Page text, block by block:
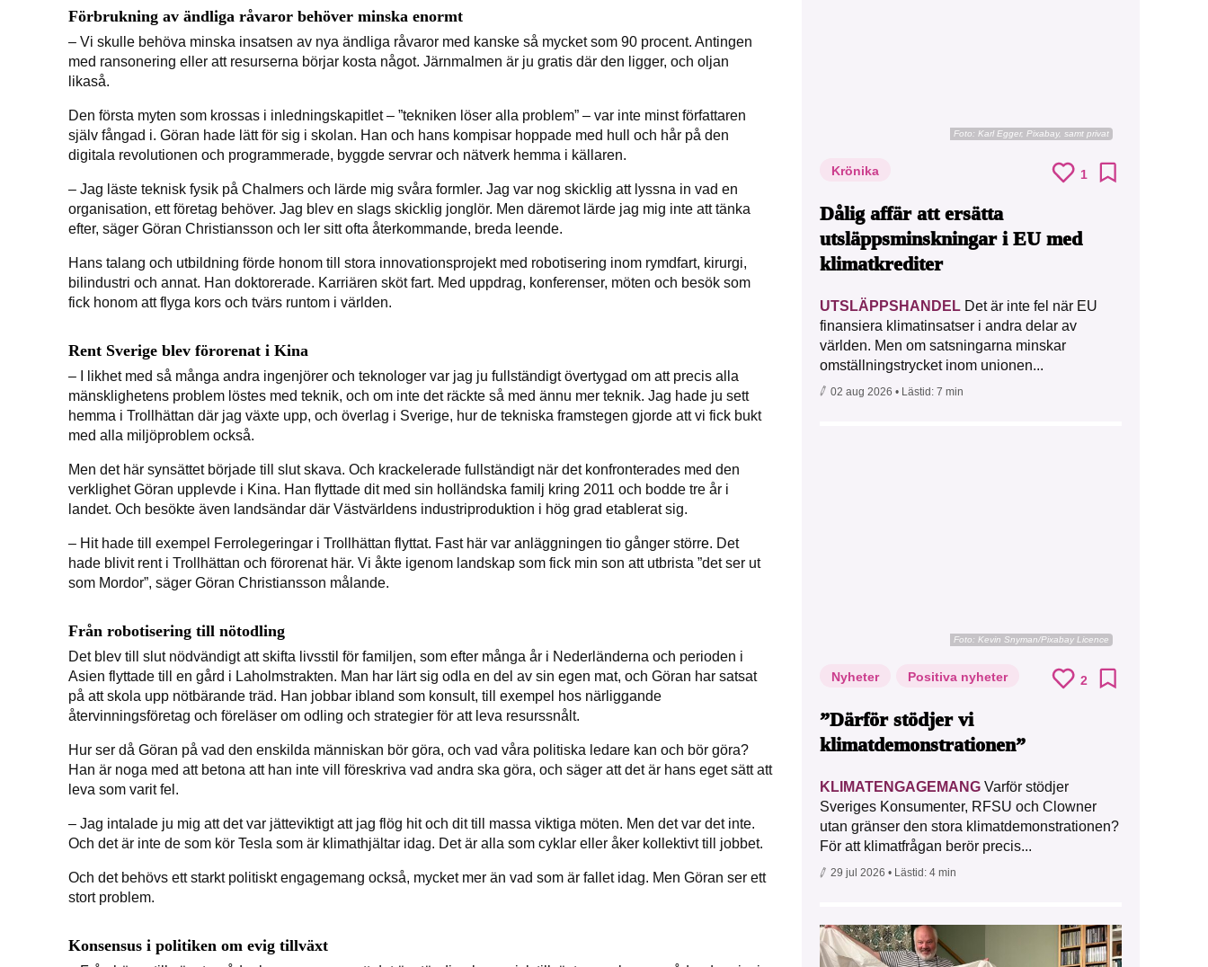
Förbrukning av ändliga råvaror behöver minska enormt
– Vi skulle behöva minska insatsen av nya ändliga råvaror med kanske så mycket som 90 procent. Antingen
med ransonering eller att resurserna börjar kosta något. Järnmalmen är ju gratis där den ligger, och oljan
likaså.
Den första myten som krossas i inledningskapitlet – ”tekniken löser alla problem” – var inte minst författaren
själv fångad i. Göran hade lätt för sig i skolan. Han och hans kompisar hoppade med hull och hår på den
digitala revolutionen och programmerade, byggde servrar och nätverk hemma i källaren.
– Jag läste teknisk fysik på Chalmers och lärde mig svåra formler. Jag var nog skicklig att lyssna in vad en
organisation, ett företag behöver. Jag blev en slags skicklig jonglör. Men däremot lärde jag mig inte att tänka
efter, säger Göran Christiansson och ler sitt ofta återkommande, breda leende.
Hans talang och utbildning förde honom till stora innovationsprojekt med robotisering inom rymdfart, kirurgi,
bilindustri och annat. Han doktorerade. Karriären sköt fart. Med uppdrag, konferenser, möten och besök som
fick honom att flyga kors och tvärs runtom i världen.
Rent Sverige blev förorenat i Kina
– I likhet med så många andra ingenjörer och teknologer var jag ju fullständigt övertygad om att precis alla
mänsklighetens problem löstes med teknik, och om inte det räckte så med ännu mer teknik. Jag hade ju sett
hemma i Trollhättan där jag växte upp, och överlag i Sverige, hur de tekniska framstegen gjorde att vi fick bukt
med alla miljöproblem också.
Men det här synsättet började till slut skava. Och krackelerade fullständigt när det konfronterades med den
verklighet Göran upplevde i Kina. Han flyttade dit med sin holländska familj kring 2011 och bodde tre år i
landet. Och besökte även landsändar där Västvärldens industriproduktion i hög grad etablerat sig.
– Hit hade till exempel Ferrolegeringar i Trollhättan flyttat. Fast här var anläggningen tio gånger större. Det
hade blivit rent i Trollhättan och förorenat här. Vi åkte igenom landskap som fick min son att utbrista ”det ser ut
som Mordor”, säger Göran Christiansson målande.
Från robotisering till nötodling
Det blev till slut nödvändigt att skifta livsstil för familjen, som efter många år i Nederländerna och perioden i
Asien flyttade till en gård i Laholmstrakten. Man har lärt sig odla en del av sin egen mat, och Göran har satsat
på att skola upp nötbärande träd. Han jobbar ibland som konsult, till exempel hos närliggande
återvinningsföretag och föreläser om odling och strategier för att leva resurssnålt.
Hur ser då Göran på vad den enskilda människan bör göra, och vad våra politiska ledare kan och bör göra?
Han är noga med att betona att han inte vill föreskriva vad andra ska göra, och säger att det är hans eget sätt att
leva som varit fel.
– Jag intalade ju mig att det var jätteviktigt att jag flög hit och dit till massa viktiga möten. Men det var det inte.
Och det är inte de som kör Tesla som är klimathjältar idag. Det är alla som cyklar eller åker kollektivt till jobbet.
Och det behövs ett starkt politiskt engagemang också, mycket mer än vad som är fallet idag. Men Göran ser ett
stort problem.
Konsensus i politiken om evig tillväxt
Foto: Karl Egger, Pixabay, samt privat
Krönika 1
Dålig affär att ersätta
utsläppsminskningar i EU med
klimatkrediter
UTSLÄPPSHANDEL Det är inte fel när EU
finansiera klimatinsatser i andra delar av
världen. Men om satsningarna minskar
omställningstrycket inom unionen...
02 aug 2026 • Lästid: 7 min
Foto: Kevin Snyman/Pixabay Licence
Nyheter Positiva nyheter 2
”Därför stödjer vi
klimatdemonstrationen”
KLIMATENGAGEMANG Varför stödjer
Sveriges Konsumenter, RFSU och Clowner
utan gränser den stora klimatdemonstrationen?
För att klimatfrågan berör precis...
29 jul 2026 • Lästid: 4 min